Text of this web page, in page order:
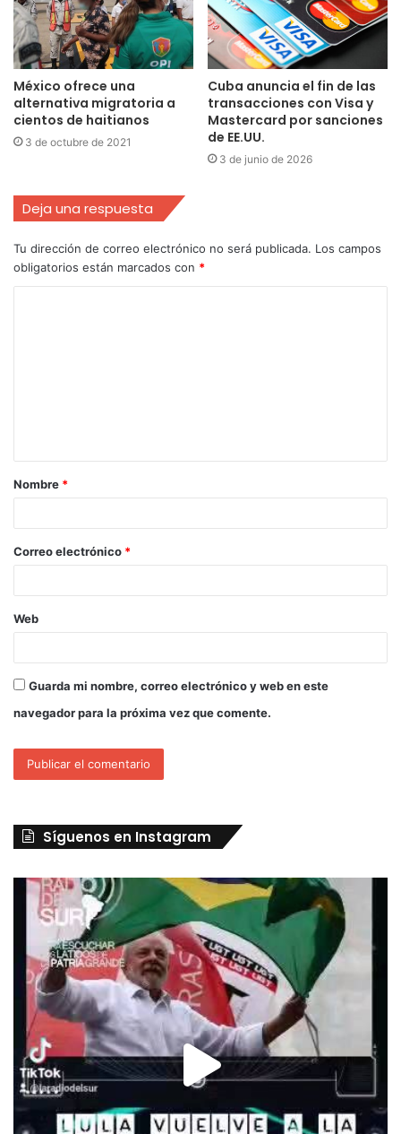
México ofrece una
alternativa migratoria a
cientos de haitianos
3 de octubre de 2021
Cuba anuncia el fin de las
transacciones con Visa y
Mastercard por sanciones
de EE.UU.
3 de junio de 2026
Deja una respuesta
Tu dirección de correo electrónico no será publicada. Los campos
obligatorios están marcados con *
Nombre *
Correo electrónico *
Web
Guarda mi nombre, correo electrónico y web en este
navegador para la próxima vez que comente.
Síguenos en Instagram